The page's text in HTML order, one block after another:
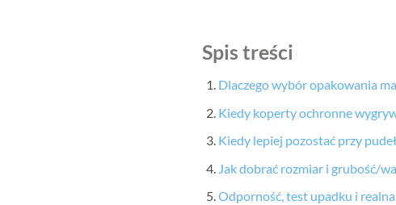
Spis treści
Dlaczego wybór opakowania
Kiedy koperty ochronne
Kiedy lepiej pozostać przy
Jak dobrać rozmiar i grubość/
Odporność, test upadku i